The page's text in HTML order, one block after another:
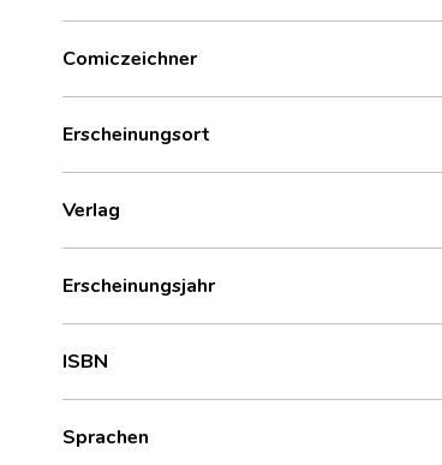
Comiczeichner
Erscheinungsort
Verlag
Erscheinungsjahr
ISBN
Sprachen